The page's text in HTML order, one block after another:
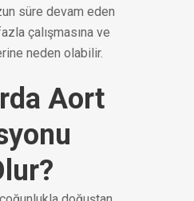
süre devam eden
çalışmasına ve
neden olabilir.
Aort